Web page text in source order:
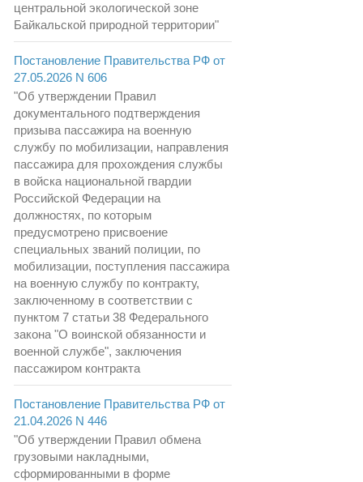
центральной экологической зоне
Байкальской природной территории"
Постановление Правительства РФ от
27.05.2026 N 606
"Об утверждении Правил
документального подтверждения
призыва пассажира на военную
службу по мобилизации, направления
пассажира для прохождения службы
в войска национальной гвардии
Российской Федерации на
должностях, по которым
предусмотрено присвоение
специальных званий полиции, по
мобилизации, поступления пассажира
на военную службу по контракту,
заключенному в соответствии с
пунктом 7 статьи 38 Федерального
закона "О воинской обязанности и
военной службе", заключения
пассажиром контракта
Постановление Правительства РФ от
21.04.2026 N 446
"Об утверждении Правил обмена
грузовыми накладными,
сформированными в форме